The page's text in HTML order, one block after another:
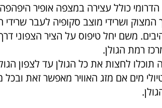
כולל עצירה במצפה אופיר
המצוק ושרידי מוצב סקופיה לעבר שרידי
משם יחל טיפוס על הציר הצפוני
רמת הגולן.
לחצות את כל הגולן עד לצפון
מים אם מזג האוויר מאפשר זאת